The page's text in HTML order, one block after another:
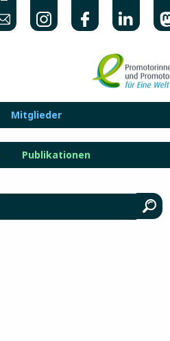
Mitglieder
Publikationen